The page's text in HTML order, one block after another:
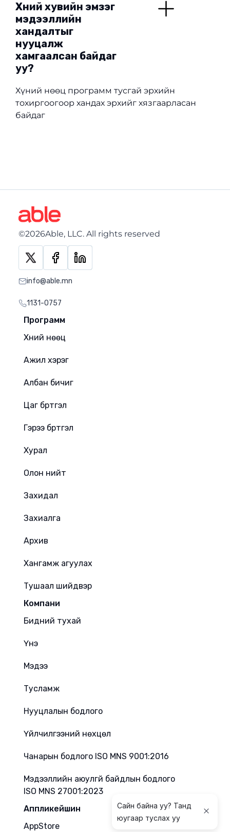
Хүний хувийн эмзэг
мэдээллийн
хандалтыг
нууцалж
хамгаалсан байдаг
уу?
Хүний нөөц программ тусгай эрхийн
тохиргоогоор хандах эрхийг хязгаарласан
байдаг
©2026Able, LLC. All rights reserved
info@able.mn
1131-0757
Программ
Хүний нөөц
Ажил хэрэг
Албан бичиг
Цаг бүртгэл
Гэрээ бүртгэл
Хурал
Олон нийт
Захидал
Захиалга
Архив
Хангамж агуулах
Тушаал шийдвэр
Компани
Бидний тухай
Үнэ
Мэдээ
Тусламж
Нууцлалын бодлого
Үйлчилгээний нөхцөл
Чанарын бодлого ISO MNS 9001:2016
Мэдээллийн аюулгүй байдлын бодлого
ISO MNS 27001:2023
Аппликейшин
AppStore
Сайн байна уу? Танд
юугаар туслах уу